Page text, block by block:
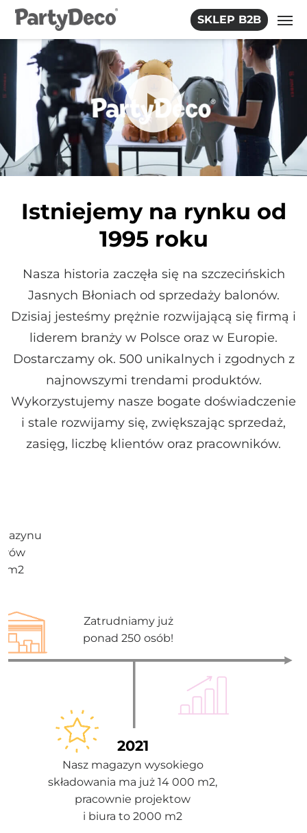
Skip
the
content
SKLEP B2B
Istniejemy na rynku od
1995 roku
Nasza historia zaczęła się na szczecińskich
Jasnych Błoniach od sprzedaży balonów.
Dzisiaj jesteśmy prężnie rozwijającą się firmą i
liderem branży w Polsce oraz w Europie.
Dostarczamy ok. 500 unikalnych i zgodnych z
najnowszymi trendami produktów.
Wykorzystujemy nasze bogate doświadczenie
i stale rozwijamy się, zwiększając sprzedaż,
zasięg, liczbę klientów oraz pracowników.
m2
Zatrudniamy już
ponad 250 osób!
2021
Nasz magazyn wysokiego
składowania ma już 14 000 m2,
pracownie projektow
i biura to 2000 m2